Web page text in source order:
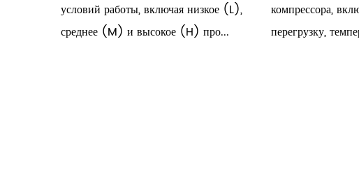
включая низкое (L),
и высокое (H) про...
компрессора, включая перегрев,
перегрузку, температуру чрезме...